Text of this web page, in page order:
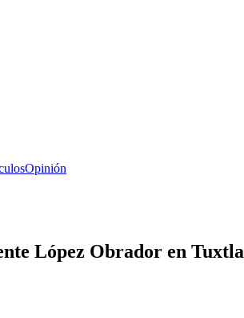
Opinión
López Obrador en Tuxtla